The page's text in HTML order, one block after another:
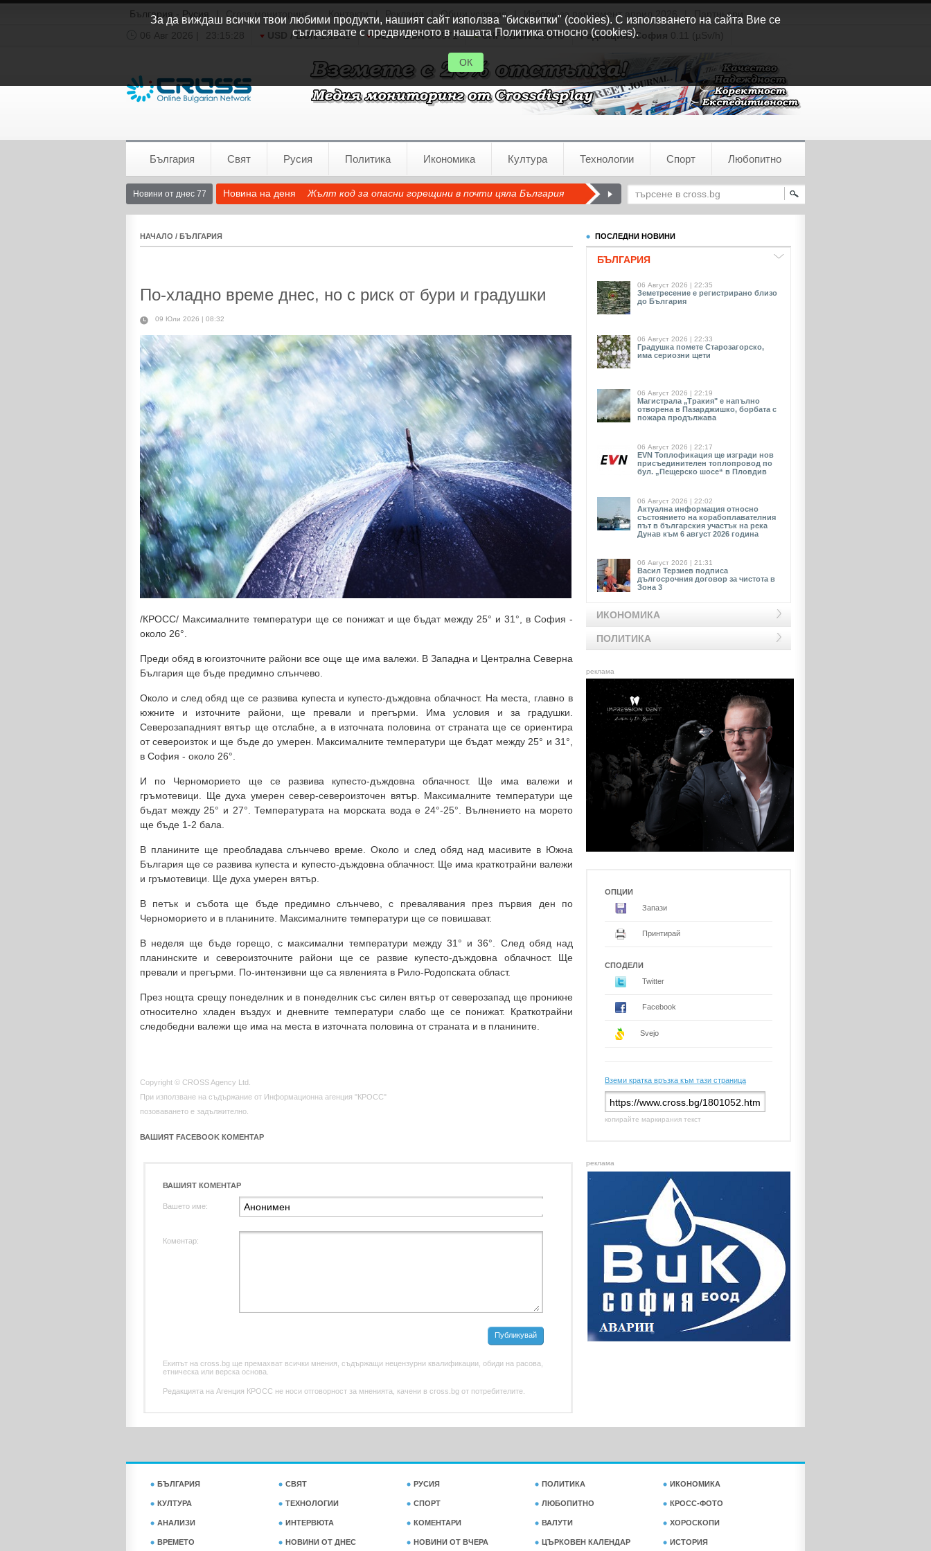
България - Русия Cross мониторинг Общи условия Избори за парламент април 2026
Партньори
06 Авг 2026 |
23:15:28 USD / BGN1.1542 GBP / BGN0.8571 CHF / BGN0.9346 Радиация:София 0.11 (µSv/h)
България Свят Русия Политика Икономика Култура Технологии Спорт Любопитно
Новини от днес 77 Новина на деня Жълт код за опасни горещини в почти цяла България
НАЧАЛО / БЪЛГАРИЯ
По-хладно време днес, но с риск от бури и градушки
09 Юли 2026 | 08:32
/КРОСС/ Максималните температури ще се понижат и ще бъдат между 25° и 31°, в София -
около 26°.
Преди обяд в югоизточните райони все още ще има валежи. В Западна и Централна Северна
България ще бъде предимно слънчево.
Около и след обяд ще се развива купеста и купесто-дъждовна облачност. На места, главно в
южните и източните райони, ще превали и прегърми. Има условия и за градушки.
Северозападният вятър ще отслабне, а в източната половина от страната ще се ориентира
от североизток и ще бъде до умерен. Максималните температури ще бъдат между 25° и 31°,
в София - около 26°.
И по Черноморието ще се развива купесто-дъждовна облачност. Ще има валежи и
гръмотевици. Ще духа умерен север-североизточен вятър. Максималните температури ще
бъдат между 25° и 27°. Температурата на морската вода е 24°-25°. Вълнението на морето
ще бъде 1-2 бала.
В планините ще преобладава слънчево време. Около и след обяд над масивите в Южна
България ще се развива купеста и купесто-дъждовна облачност. Ще има краткотрайни валежи
и гръмотевици. Ще духа умерен вятър.
В петък и събота ще бъде предимно слънчево, с превалявания през първия ден по
Черноморието и в планините. Максималните температури ще се повишават.
В неделя ще бъде горещо, с максимални температури между 31° и 36°. След обяд над
планинските и североизточните райони ще се развие купесто-дъждовна облачност. Ще
превали и прегърми. По-интензивни ще са явленията в Рило-Родопската област.
През нощта срещу понеделник и в понеделник със силен вятър от северозапад ще проникне
относително хладен въздух и дневните температури слабо ще се понижат. Краткотрайни
следобедни валежи ще има на места в източната половина от страната и в планините.
Copyright © CROSS Agency Ltd.
При използване на съдържание от Информационна агенция "КРОСС"
позоваването е задължително.
ВАШИЯТ FACEBOOK КОМЕНТАР
ВАШИЯТ КОМЕНТАР
Вашето име:
Коментар:
Публикувай
Екипът на cross.bg ще премахват всички мнения, съдържащи нецензурни квалификации, обиди на расова,
етническа или верска основа.
Редакцията на Агенция КРОСС не носи отговорност за мненията, качени в cross.bg от потребителите.
ПОСЛЕДНИ НОВИНИ
БЪЛГАРИЯ
06 Август 2026 | 22:35
Земетресение е регистрирано близо
до България
06 Август 2026 | 22:33
Градушка помете Старозагорско,
има сериозни щети
06 Август 2026 | 22:19
Магистрала „Тракия" е напълно
отворена в Пазарджишко, борбата с
пожара продължава
06 Август 2026 | 22:17
EVN Toплофикация ще изгради нов
присъединителен топлопровод по
бул. „Пещерско шосе“ в Пловдив
06 Август 2026 | 22:02
Актуална информация относно
състоянието на корабоплавателния
път в българския участък на река
Дунав към 6 август 2026 година
06 Август 2026 | 21:31
Васил Терзиев подписа
дългосрочния договор за чистота в
Зона 3
ИКОНОМИКА
ПОЛИТИКА
реклама
ОПЦИИ
Запази
Принтирай
СПОДЕЛИ
Twitter
Facebook
Svejo
Вземи кратка връзка към тази страница
копирайте маркирания текст
реклама
БЪЛГАРИЯ СВЯТ РУСИЯ ПОЛИТИКА ИКОНОМИКА
КУЛТУРА ТЕХНОЛОГИИ СПОРТ ЛЮБОПИТНО КРОСС-ФОТО
АНАЛИЗИ ИНТЕРВЮТА КОМЕНТАРИ ВАЛУТИ ХОРОСКОПИ
ВРЕМЕТО НОВИНИ ОТ ДНЕС НОВИНИ ОТ ВЧЕРА ЦЪРКОВЕН КАЛЕНДАР ИСТОРИЯ
За да виждаш всички твои любими продукти, нашият сайт използва "бисквитки" (cookies). С използването на сайта Вие се
съгласявате с предвиденото в нашата Политика относно (cookies).
ОК